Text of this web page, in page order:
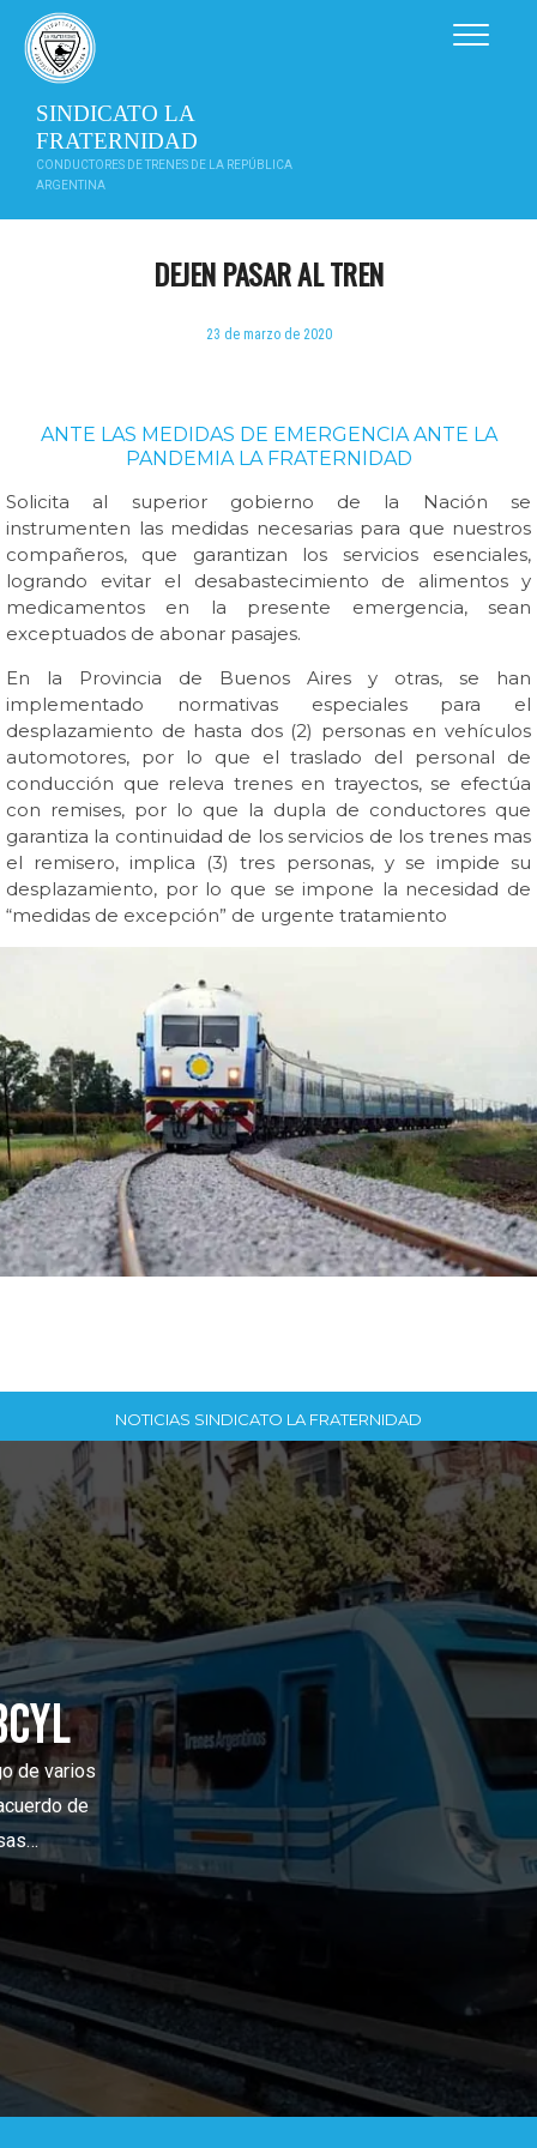
contenido
SINDICATO LA
FRATERNIDAD
CONDUCTORES DE TRENES DE LA REPÚBLICA
ARGENTINA
DEJEN PASAR AL TREN
23 de marzo de 2020
ANTE LAS MEDIDAS DE EMERGENCIA ANTE LA
PANDEMIA LA FRATERNIDAD
Solicita al superior gobierno de la Nación se
instrumenten las medidas necesarias para que nuestros
compañeros, que garantizan los servicios esenciales,
logrando evitar el desabastecimiento de alimentos y
medicamentos en la presente emergencia, sean
exceptuados de abonar pasajes.
En la Provincia de Buenos Aires y otras, se han
implementado normativas especiales para el
desplazamiento de hasta dos (2) personas en vehículos
automotores, por lo que el traslado del personal de
conducción que releva trenes en trayectos, se efectúa
con remises, por lo que la dupla de conductores que
garantiza la continuidad de los servicios de los trenes mas
el remisero, implica (3) tres personas, y se impide su
desplazamiento, por lo que se impone la necesidad de
“medidas de excepción” de urgente tratamiento
NOTICIAS SINDICATO LA FRATERNIDAD